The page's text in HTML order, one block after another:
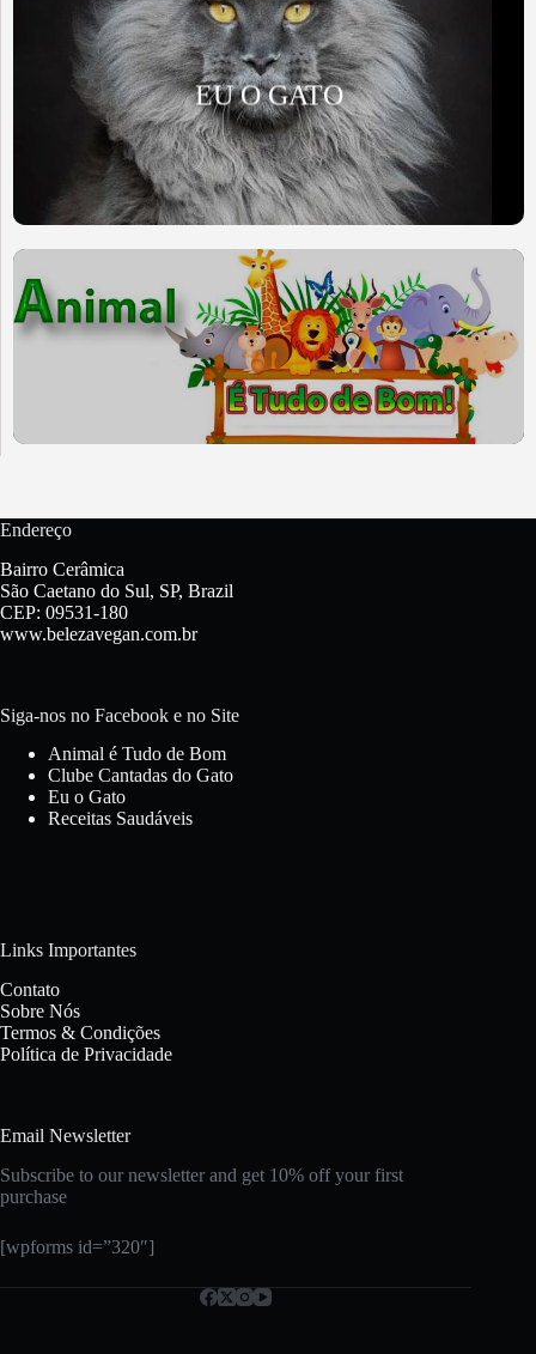
EU O GATO
Endereço
Bairro Cerâmica
São Caetano do Sul, SP, Brazil
CEP: 09531-180
www.belezavegan.com.br
Siga-nos no Facebook e no Site
Animal é Tudo de Bom
Clube Cantadas do Gato
Eu o Gato
Receitas Saudáveis
Links Importantes
Contato
Sobre Nós
Termos & Condições
Política de Privacidade
Email Newsletter
Subscribe to our newsletter and get 10% off your first
purchase
[wpforms id=”320″]